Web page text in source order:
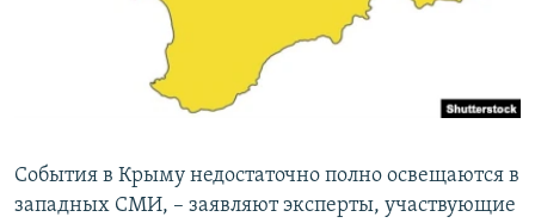
ПОБЕДИТЕЛЕЙ НЕ СУДЯТ?
КРЫМ.НЕПОКОРЕННЫЙ
ПРИСОЕДИНЯЙТЕСЬ!
Все сайты RFE/RL
События в Крыму недостаточно полно освещаются в
западных СМИ, – заявляют эксперты, участвующие